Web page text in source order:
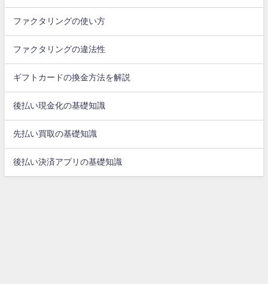
ファクタリングの使い方
ファクタリングの違法性
ギフトカードの換金方法を解説
後払い現金化の基礎知識
先払い買取の基礎知識
後払い決済アプリの基礎知識